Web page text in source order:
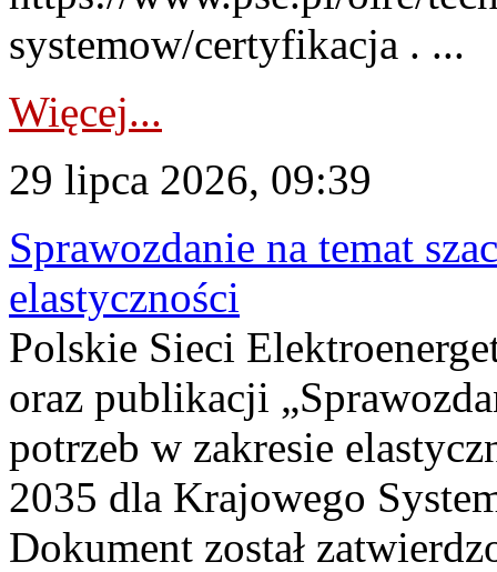
systemow/certyfikacja . ...
Więcej...
29 lipca 2026, 09:39
Sprawozdanie na temat
elastyczności
Polskie Sieci
oraz publikacji
potrzeb w zakresie
2035 dla Krajowego
Dokument został